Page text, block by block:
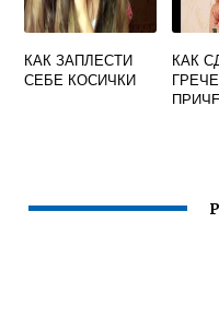
КАК ЗАПЛЕСТИ
СЕБЕ КОСИЧКИ
КАК